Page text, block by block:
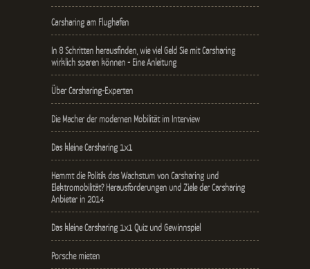
Carsharing am Flughafen
In 8 Schritten herausfinden, wie viel Geld Sie mit Carsharing
wirklich sparen können - Eine Anleitung
Über Carsharing-Experten
Die Macher der modernen Mobilität im Interview
Das kleine Carsharing 1x1
Hemmt die Politik das Wachstum von Carsharing und
Elektromobilität? Herausforderungen und Ziele der Carsharing
Anbieter in 2014
Das kleine Carsharing 1x1 Quiz und Gewinnspiel
Porsche mieten